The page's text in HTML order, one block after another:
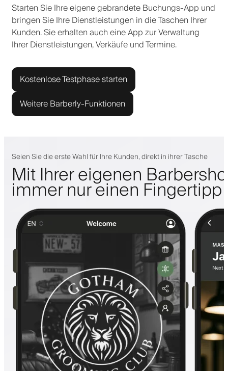
Starten Sie Ihre eigene gebrandete Buchungs-App und
bringen Sie Ihre Dienstleistungen in die Taschen Ihrer
Kunden. Sie erhalten auch eine App zur Verwaltung
Ihrer Dienstleistungen, Verkäufe und Termine.
Kostenlose Testphase starten
Weitere Barberly-Funktionen
Seien Sie die erste Wahl für Ihre Kunden, direkt in ihrer Tasche
Mit Ihrer eigenen
immer nur einen